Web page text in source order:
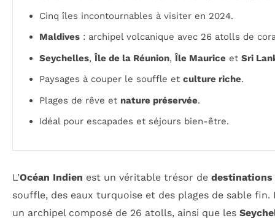
Cinq îles incontournables à visiter en 2024.
Maldives : archipel volcanique avec 26 atolls de
Seychelles, Île de la Réunion, Île Maurice et Sri
Paysages à couper le souffle et culture riche.
Plages de rêve et nature préservée.
Idéal pour escapades et séjours bien-être.
L’Océan Indien est un véritable trésor de destinations
souffle, des eaux turquoise et des plages de sable
un archipel composé de 26 atolls, ainsi que les